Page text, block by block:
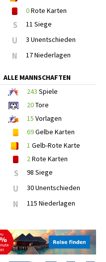
0Rote Karten
S 11 Siege
U 3 Unentschieden
N 17 Niederlagen
ALLE MANNSCHAFTEN
243 Spiele
20Tore
15 Vorlagen
69Gelbe Karten
1 Gelb-Rote Karte
2Rote Karten
S 98 Siege
U 30 Unentschieden
N 115 Niederlagen